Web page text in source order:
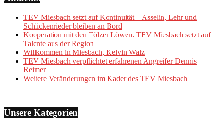
TEV Miesbach setzt auf Kontinuität – Asselin, Lehr und
Schlickenrieder bleiben an Bord
Kooperation mit den Tölzer Löwen: TEV Miesbach setzt auf
Talente aus der Region
Willkommen in Miesbach, Kelvin Walz
TEV Miesbach verpflichtet erfahrenen Angreifer Dennis
Reimer
Weitere Veränderungen im Kader des TEV Miesbach
Unsere Kategorien